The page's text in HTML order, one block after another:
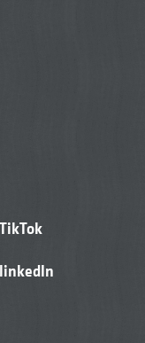
TikTok
linkedIn